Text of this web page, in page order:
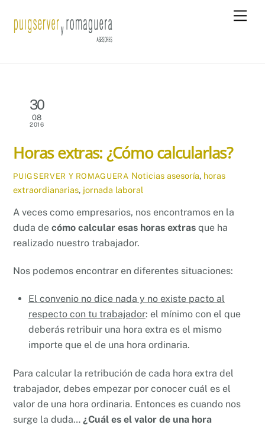
30
08
2016
Horas extras: ¿Cómo calcularlas?
PUIGSERVER Y ROMAGUERA Noticias asesoría, horas
extraordianarias, jornada laboral
A veces como empresarios, nos encontramos en la
duda decómo calcular esas horas extras que ha
realizado nuestro trabajador.
Nos podemos encontrar en diferentes situaciones:
El convenio no dice nada y no existe pacto al
respecto con tu trabajador: el mínimo con el que
deberás retribuir una hora extra es el mismo
importe que el de una hora ordinaria.
Para calcular la retribución de cada hora extra del
trabajador, debes empezar por conocer cuál es el
valor de una hora ordinaria. Entonces es cuando nos
surge la duda…¿Cuál es el valor de una hora